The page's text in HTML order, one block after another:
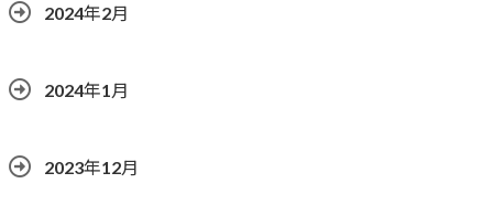
2024年2月
2024年1月
2023年12月